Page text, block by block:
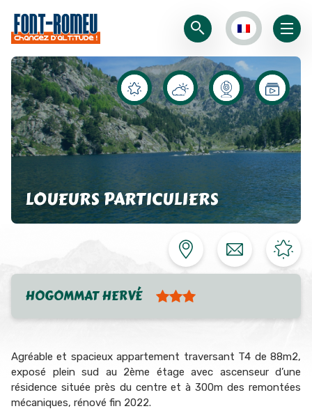
LOUEURS PARTICULIERS
HOGOMMAT HERVÉ
Agréable et spacieux appartement traversant T4 de 88m2,
exposé plein sud au 2ème étage avec ascenseur d’une
résidence située près du centre et à 300m des remontées
mécaniques, rénové fin 2022.